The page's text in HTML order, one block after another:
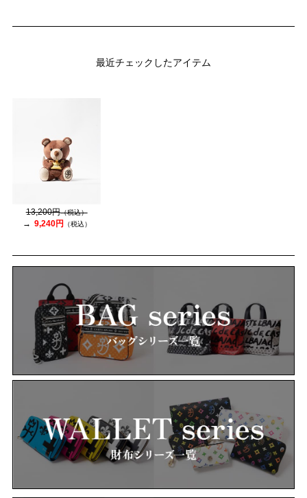
最近チェックしたアイテム
13,200円（税込）
9,240円 （税込）